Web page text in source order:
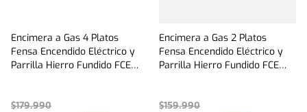
Encimera a Gas 4 Platos
Fensa Encendido Eléctrico y
Parrilla Hierro Fundido FCE
$179.990
Encimera a Gas 2 Platos
Fensa Encendido Eléctrico y
Parrilla Hierro Fundido FCE
$159.990